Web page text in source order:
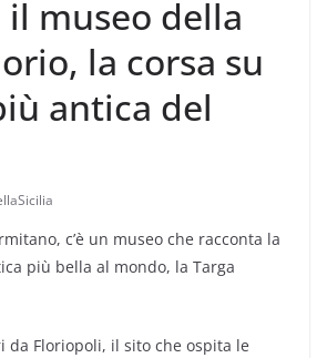
il museo della
la corsa su
antica del
c’è un museo che racconta la
più bella al mondo, la Targa
da Floriopoli, il sito che ospita le